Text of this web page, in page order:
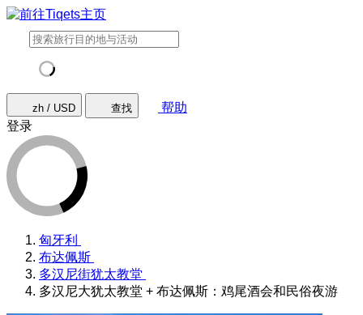
zh / USD 查找
帮助
登录
匈牙利
布达佩斯
多汉尼街犹太教堂
多汉尼大犹太教堂 + 布达佩斯：鸡尾酒会和民俗夜游